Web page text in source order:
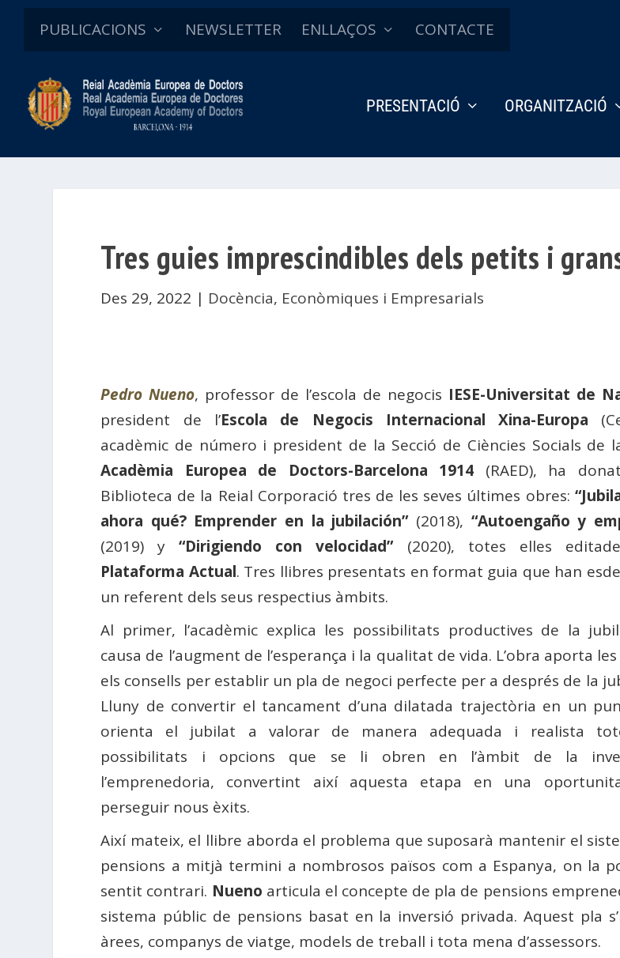
PUBLICACIONS NEWSLETTER ENLLAÇOS CONTACTE
PRESENTACIÓ ORGANITZACIÓ
Tres guies imprescindibles dels petits i
Des 29, 2022 | Docència, Econòmiques i Empresarials
Pedro Nueno, professor de l’escola de negocis IESE-Universitat de
president de l’Escola de Negocis Internacional Xina-Europa
acadèmic de número i president de la Secció de Ciències Socials de
Acadèmia Europea de Doctors-Barcelona 1914 (RAED), ha
Biblioteca de la Reial Corporació tres de les seves últimes obres:
ahora qué? Emprender en la jubilación” (2018), “Autoengaño y
(2019) y“Dirigiendo con velocidad” (2020), totes elles
Plataforma Actual. Tres llibres presentats en format guia que han
un referent dels seus respectius àmbits.
Al primer, l’acadèmic explica les possibilitats productives de la
causa de l’augment de l’esperança i la qualitat de vida. L’obra aporta
els consells per establir un pla de negoci perfecte per a després de la
Lluny de convertir el tancament d’una dilatada trajectòria en un
orienta el jubilat a valorar de manera adequada i realista
possibilitats i opcions que se li obren en l’àmbit de la
l’emprenedoria, convertint així aquesta etapa en una
perseguir nous èxits.
Així mateix, el llibre aborda el problema que suposarà mantenir el
pensions a mitjà termini a nombrosos països com a Espanya, on la
sentit contrari. Nueno articula el concepte de pla de pensions
sistema públic de pensions basat en la inversió privada. Aquest pla
àrees, companys de viatge, models de treball i tota mena d’assessors.